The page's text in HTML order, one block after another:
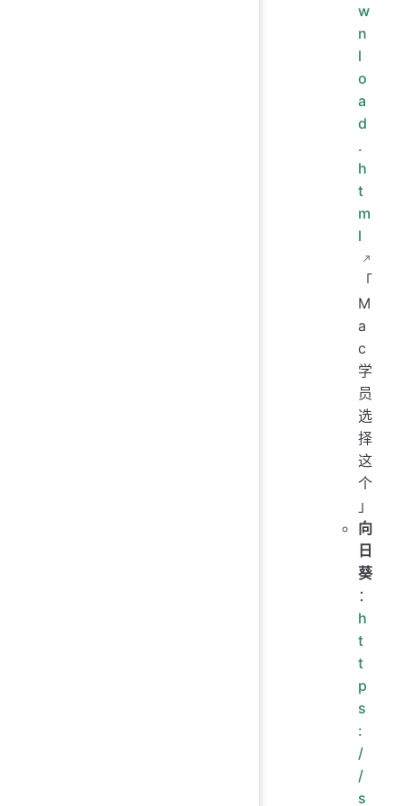
w
n
l
o
a
d
.
h
t
m
l
「
M
a
c
学
员
选
择
这
个
」
向
日
葵
：
h
t
t
p
s
:
/
/
s